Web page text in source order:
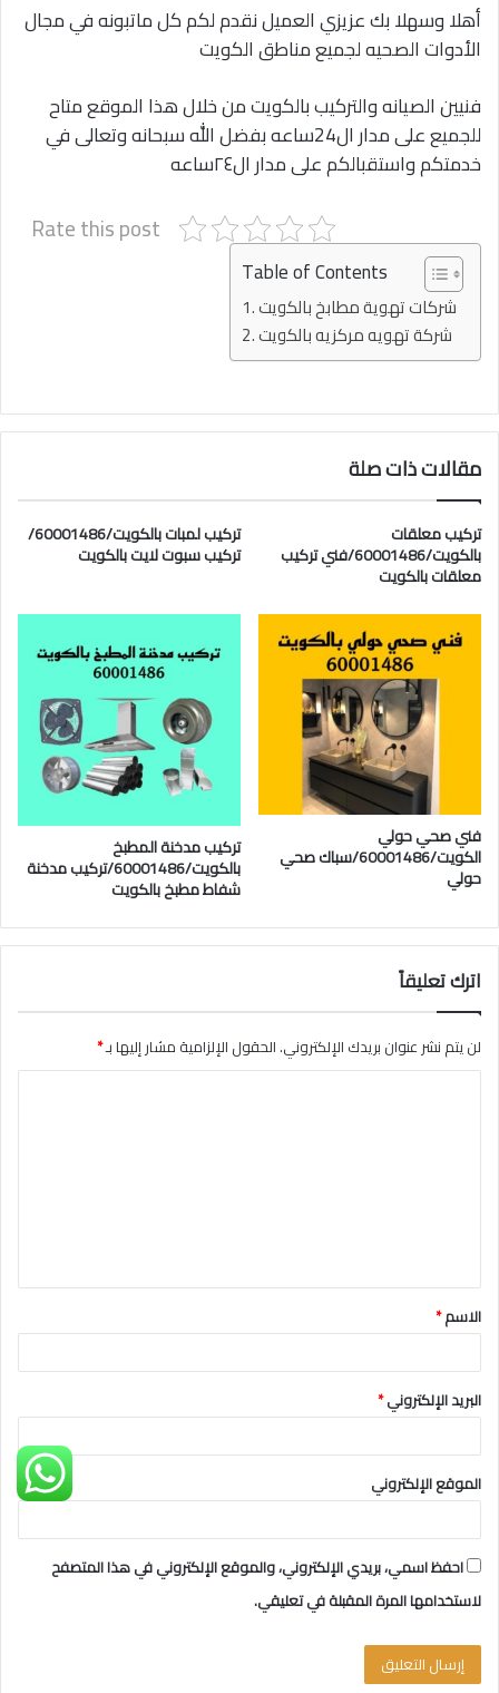
أهلا وسهلا بك عزيزي العميل نقدم لكم كل ماتبونه في مجال
الأدوات الصحيه لجميع مناطق الكويت
فنيين الصيانه والتركيب بالكويت من خلال هذا الموقع متاح
للجميع على مدار ال24ساعه بفضل الله سبحانه وتعالى في
خدمتكم واستقبالكم على مدار ال٢٤ساعه
Rate this post
Table of Contents
شركات تهوية مطابخ بالكويت
شركة تهويه مركزيه بالكويت
مقالات ذات صلة
تركيب معلقات
بالكويت/60001486/فني تركيب
معلقات بالكويت
تركيب لمبات بالكويت/60001486/
تركيب سبوت لايت بالكويت
فني صحي حولي
الكويت/60001486/سباك صحي
حولي
تركيب مدخنة المطبخ
بالكويت/60001486/تركيب مدخنة
شفاط مطبخ بالكويت
اترك تعليقاً
لن يتم نشر عنوان بريدك الإلكتروني.الحقول الإلزامية مشار إليها بـ*
ق
*
الاسم*
البريد الإلكتروني*
الموقع الإلكتروني
احفظ اسمي، بريدي الإلكتروني، والموقع الإلكتروني في هذا المتصفح
لاستخدامها المرة المقبلة في تعليقي.